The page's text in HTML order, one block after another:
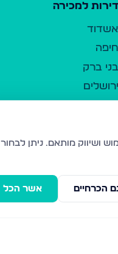
דירות למכירה
אשדוד
חיפה
בני ברק
ירושלים
בית שמש
ביתר עילית
ניתן לבחור
אשר הכל הכרחיים